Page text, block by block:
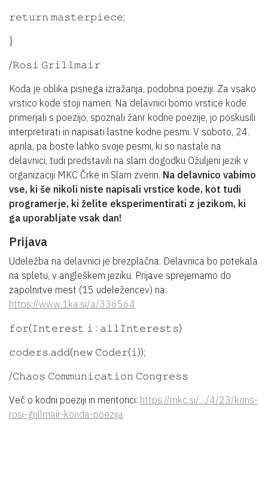
𝚛𝚎𝚝𝚞𝚛𝚗 𝚖𝚊𝚜𝚝𝚎𝚛𝚙𝚒𝚎𝚌𝚎;
}
/𝚁𝚘𝚜𝚒 𝙶𝚛𝚒𝚕𝚕𝚖𝚊𝚒𝚛
Koda je oblika pisnega izražanja, podobna poeziji. Za vsako
vrstico kode stoji namen. Na delavnici bomo vrstice kode
primerjali s poezijo, spoznali žanr kodne poezije, jo poskusili
interpretirati in napisati lastne kodne pesmi. V soboto, 24.
aprila, pa boste lahko svoje pesmi, ki so nastale na
delavnici, tudi predstavili na slam dogodku Ožuljeni jezik v
organizaciji MKC Črke in Slam zverin. Na delavnico vabimo
vse, ki še nikoli niste napisali vrstice kode, kot tudi
programerje, ki želite eksperimentirati z jezikom, ki
ga uporabljate vsak dan!
Prijava
Udeležba na delavnici je brezplačna. Delavnica bo potekala
na spletu, v angleškem jeziku. Prijave sprejemamo do
zapolnitve mest (15 udeležencev) na:
https://www.1ka.si/a/336564
𝚏𝚘𝚛(𝙸𝚗𝚝𝚎𝚛𝚎𝚜𝚝 𝚒 : 𝚊𝚕𝚕𝙸𝚗𝚝𝚎𝚛𝚎𝚜𝚝𝚜)
𝚌𝚘𝚍𝚎𝚛𝚜.𝚊𝚍𝚍(𝚗𝚎𝚠 𝙲𝚘𝚍𝚎𝚛(𝚒));
/𝙲𝚑𝚊𝚘𝚜 𝙲𝚘𝚖𝚖𝚞𝚗𝚒𝚌𝚊𝚝𝚒𝚘𝚗 𝙲𝚘𝚗𝚐𝚛𝚎𝚜𝚜
Več o kodni poeziji in mentorici: https://mkc.si/…/4/23/kons-
rosi-grillmair-konda-poezija